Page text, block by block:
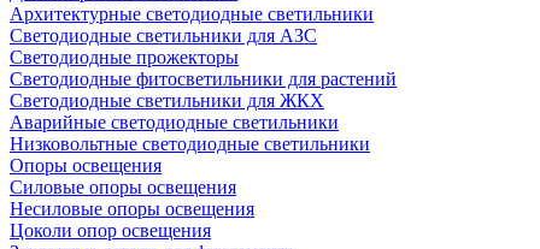
Архитектурные светодиодные светильники
Светодиодные светильники для АЗС
Светодиодные прожекторы
Светодиодные фитосветильники для растений
Светодиодные светильники для ЖКХ
Аварийные светодиодные светильники
Низковольтные светодиодные светильники
Опоры освещения
Силовые опоры освещения
Несиловые опоры освещения
Цоколи опор освещения